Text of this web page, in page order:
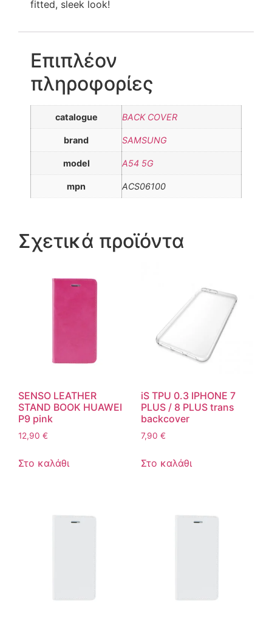
fitted, sleek look!
Επιπλέον
πληροφορίες
catalogue BACK COVER
brand SAMSUNG
model A54 5G
mpn ACS06100
Σχετικά προϊόντα
SENSO LEATHER
STAND BOOK HUAWEI
P9 pink
12,90 €
Στο καλάθι
iS TPU 0.3 IPHONE 7
PLUS / 8 PLUS trans
backcover
7,90 €
Στο καλάθι